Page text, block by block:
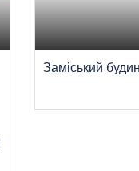
Заміський